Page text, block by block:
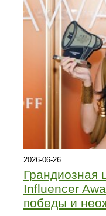
2026-06-26
Грандиозная
Influencer
победы и